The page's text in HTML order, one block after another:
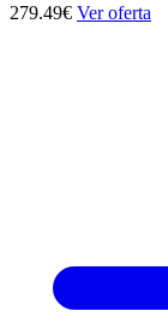
279.49€ Ver oferta